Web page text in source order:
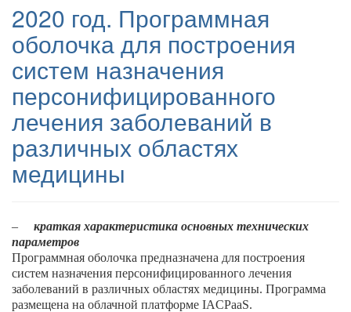
2020 год. Программная
оболочка для построения
систем назначения
персонифицированного
лечения заболеваний в
различных областях
медицины
–
краткая характеристика основных технических
параметров
Программная оболочка предназначена для построения
систем назначения персонифицированного лечения
заболеваний в различных областях медицины. Программа
размещена на облачной платформе IACPaaS.